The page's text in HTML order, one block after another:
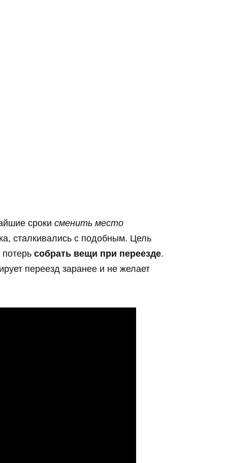
сроки сменить место
сталкивались с подобным. Цель
собрать вещи при переезде.
переезд заранее и не желает